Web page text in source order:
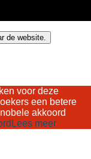
de website.
voor deze
een betere
akkoord
Lees meer